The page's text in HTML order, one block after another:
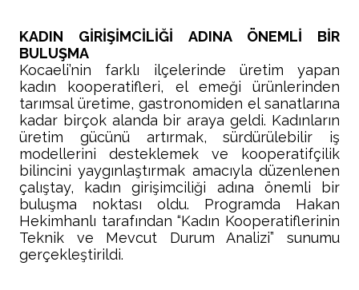
KADIN GİRİŞİMCİLİĞİ ADINA ÖNEMLİ BİR
BULUŞMA
Kocaeli’nin farklı ilçelerinde üretim yapan
kadın kooperatifleri, el emeği ürünlerinden
tarımsal üretime, gastronomiden el sanatlarına
kadar birçok alanda bir araya geldi. Kadınların
üretim gücünü artırmak, sürdürülebilir iş
modellerini desteklemek ve kooperatifçilik
bilincini yaygınlaştırmak amacıyla düzenlenen
çalıştay, kadın girişimciliği adına önemli bir
buluşma noktası oldu. Programda Hakan
Hekimhanlı tarafından “Kadın Kooperatiflerinin
Teknik ve Mevcut Durum Analizi” sunumu
gerçekleştirildi.